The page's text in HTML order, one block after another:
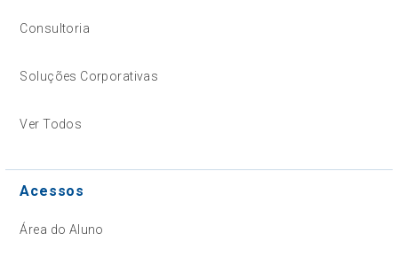
Consultoria
Soluções Corporativas
Ver Todos
Acessos
Área do Aluno